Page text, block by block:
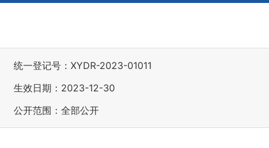
统一登记号：XYDR-2023-01011
生效日期：2023-12-30
公开范围：全部公开